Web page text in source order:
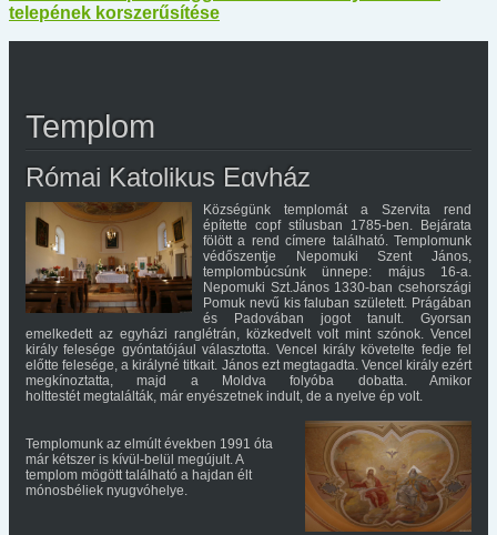
telepének korszerűsítése
Templom
Római Katolikus Egyház
Községünk templomát a Szervita rend
építette copf stílusban 1785-ben. Bejárata
fölött a rend címere található. Templomunk
védőszentje Nepomuki Szent János,
templombúcsúnk ünnepe: május 16-a.
Nepomuki Szt.János 1330-ban csehországi
Pomuk nevű kis faluban született. Prágában
és Padovában jogot tanult. Gyorsan
emelkedett az egyházi ranglétrán, közkedvelt volt mint szónok. Vencel
király felesége gyóntatójául választotta. Vencel király követelte fedje fel
előtte felesége, a királyné titkait. János ezt megtagadta. Vencel király ezért
megkínoztatta, majd a Moldva folyóba dobatta. Amikor
holttestét megtalálták, már enyészetnek indult, de a nyelve ép volt.
Templomunk az elmúlt években 1991 óta
már kétszer is kívül-belül megújult. A
templom mögött található a hajdan élt
mónosbéliek nyugvóhelye.